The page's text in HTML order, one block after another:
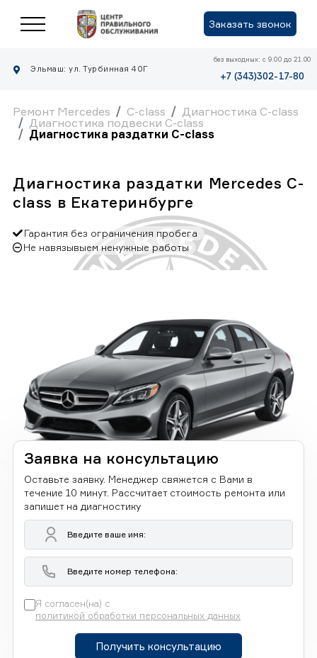
Заказать звонок
Эльмаш: ул. Турбинная 40Г
без выходных: с 9.00 до 21.00
+7 (343)302-17-80
Ремонт Mercedes C-class
Диагностика C-class
Диагностика подвески C-class
Диагностика раздатки C-class
Диагностика раздатки Mercedes C-
class в Екатеринбурге
Гарантия без ограничения пробега
Не навязывыем ненужные работы
Заявка на консультацию
Оставьте заявку. Менеджер свяжется с Вами в
течение 10 минут. Рассчитает стоимость ремонта или
запишет на диагностику
Я согласен(на) с
политикой обработки персональных данных
Получить консультацию